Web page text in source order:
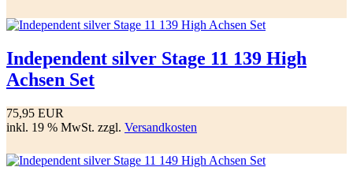
Independent silver Stage 11 139 High
Achsen Set
75,95 EUR
inkl. 19 % MwSt. zzgl. Versandkosten